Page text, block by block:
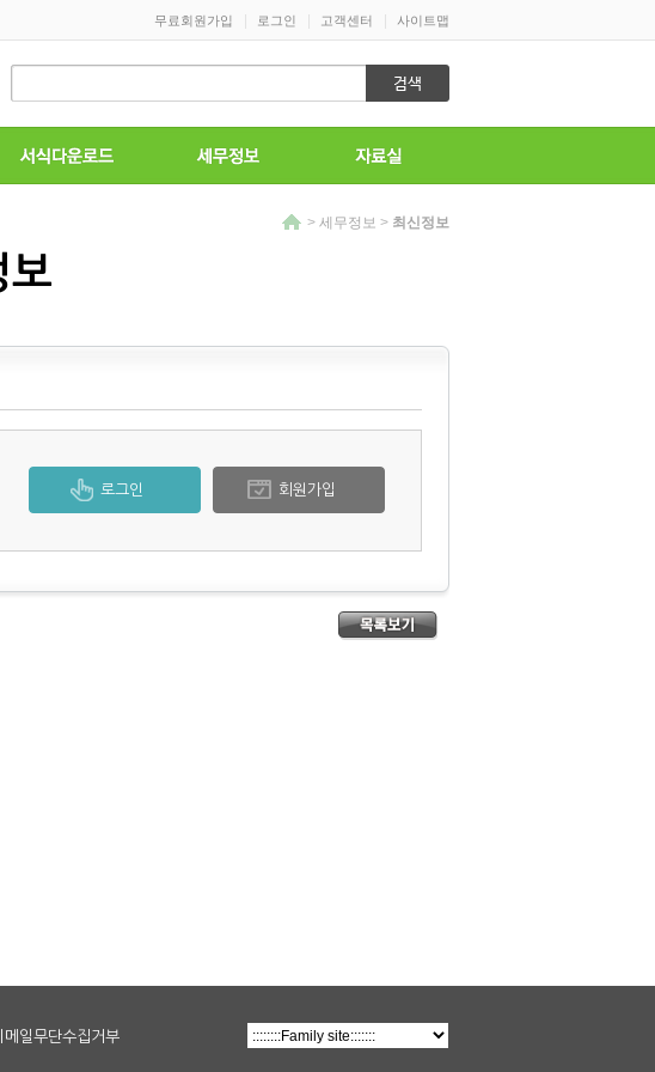
무료회원가입 로그인 고객센터 사이트맵
> 세무정보 > 최신정보
보
회원가입
로그인
메일무단수집거부